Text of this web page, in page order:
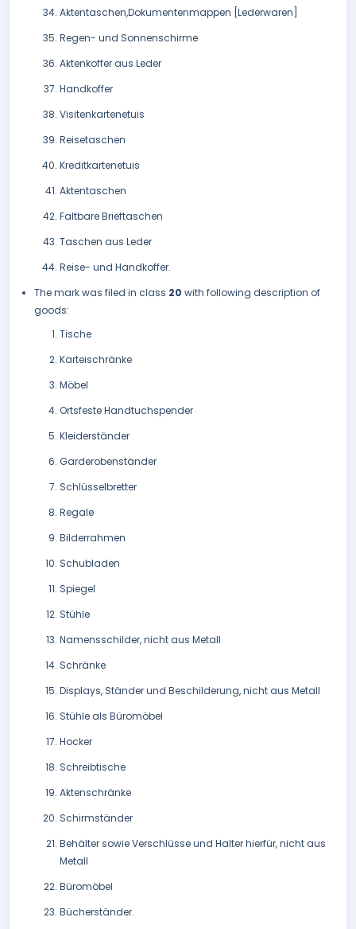
Aktentaschen,Dokumentenmappen [Lederwaren]
Regen- und Sonnenschirme
Aktenkoffer aus Leder
Handkoffer
Visitenkartenetuis
Reisetaschen
Kreditkartenetuis
Aktentaschen
Faltbare Brieftaschen
Taschen aus Leder
Reise- und Handkoffer.
The mark was filed in class 20 with following description of
goods:
Tische
Karteischränke
Möbel
Ortsfeste Handtuchspender
Kleiderständer
Garderobenständer
Schlüsselbretter
Regale
Bilderrahmen
Schubladen
Spiegel
Stühle
Namensschilder, nicht aus Metall
Schränke
Displays, Ständer und Beschilderung, nicht aus Metall
Stühle als Büromöbel
Hocker
Schreibtische
Aktenschränke
Schirmständer
Behälter sowie Verschlüsse und Halter hierfür, nicht aus
Metall
Büromöbel
Bücherständer.